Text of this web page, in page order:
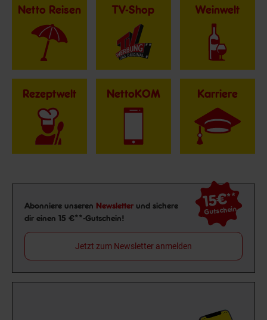
Netto Reisen TV-Shop Weinwelt
Rezeptwelt NettoKOM Karriere
Newsletter Anmeldung
Abonniere unseren Newsletter und sichere
dir einen 15 €**-Gutschein!
15€**
Gutschein
Jetzt zum Newsletter anmelden